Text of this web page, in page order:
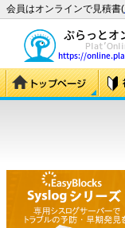
会員はオンラインで見積書(